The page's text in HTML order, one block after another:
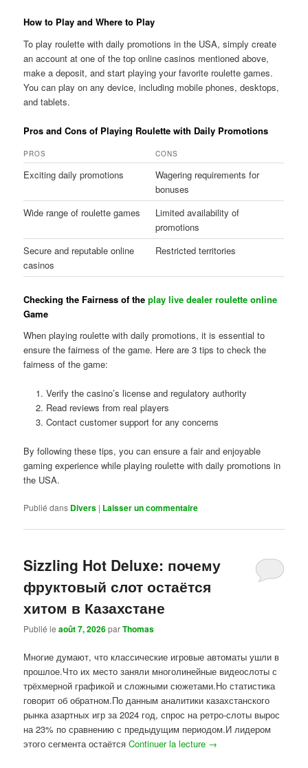
How to Play and Where to Play
To play roulette with daily promotions in the USA, simply create
an account at one of the top online casinos mentioned above,
make a deposit, and start playing your favorite roulette games.
You can play on any device, including mobile phones, desktops,
and tablets.
Pros and Cons of Playing Roulette with Daily Promotions
PROS CONS
Exciting daily promotions
Wagering requirements for
bonuses
Wide range of roulette games
Limited availability of
promotions
Secure and reputable online
casinos
Restricted territories
Checking the Fairness of theplay live dealer roulette online
Game
When playing roulette with daily promotions, it is essential to
ensure the fairness of the game. Here are 3 tips to check the
fairness of the game:
Verify the casino’s license and regulatory authority
Read reviews from real players
Contact customer support for any concerns
By following these tips, you can ensure a fair and enjoyable
gaming experience while playing roulette with daily promotions in
the USA.
Publié dans Divers | Laisser un commentaire
Sizzling Hot Deluxe: почему
фруктовый слот остаётся
хитом в Казахстане
Publié leaoût 7, 2026parThomas
Многие думают, что классические игровые автоматы ушли в
прошлое.Что их место заняли многолинейные видеослоты с
трёхмерной графикой и сложными сюжетами.Но статистика
говорит об обратном.По данным аналитики казахстанского
рынка азартных игр за 2024 год, спрос на ретро-слоты вырос
на 23% по сравнению с предыдущим периодом.И лидером
этого сегмента остаётсяContinuer la lecture →